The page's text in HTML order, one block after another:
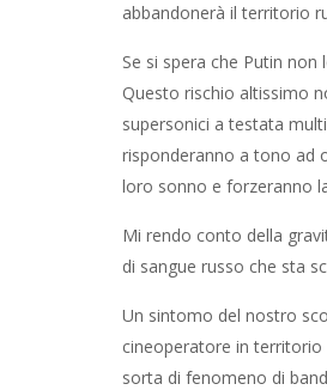
abbandonerà il territorio
Se si spera che Putin
Questo rischio altissimo
supersonici a testata
risponderanno a tono ad
loro sonno e forzeranno
Mi rendo conto della
di sangue russo che sta
Un sintomo del nostro
cineoperatore in territorio
sorta di fenomeno di